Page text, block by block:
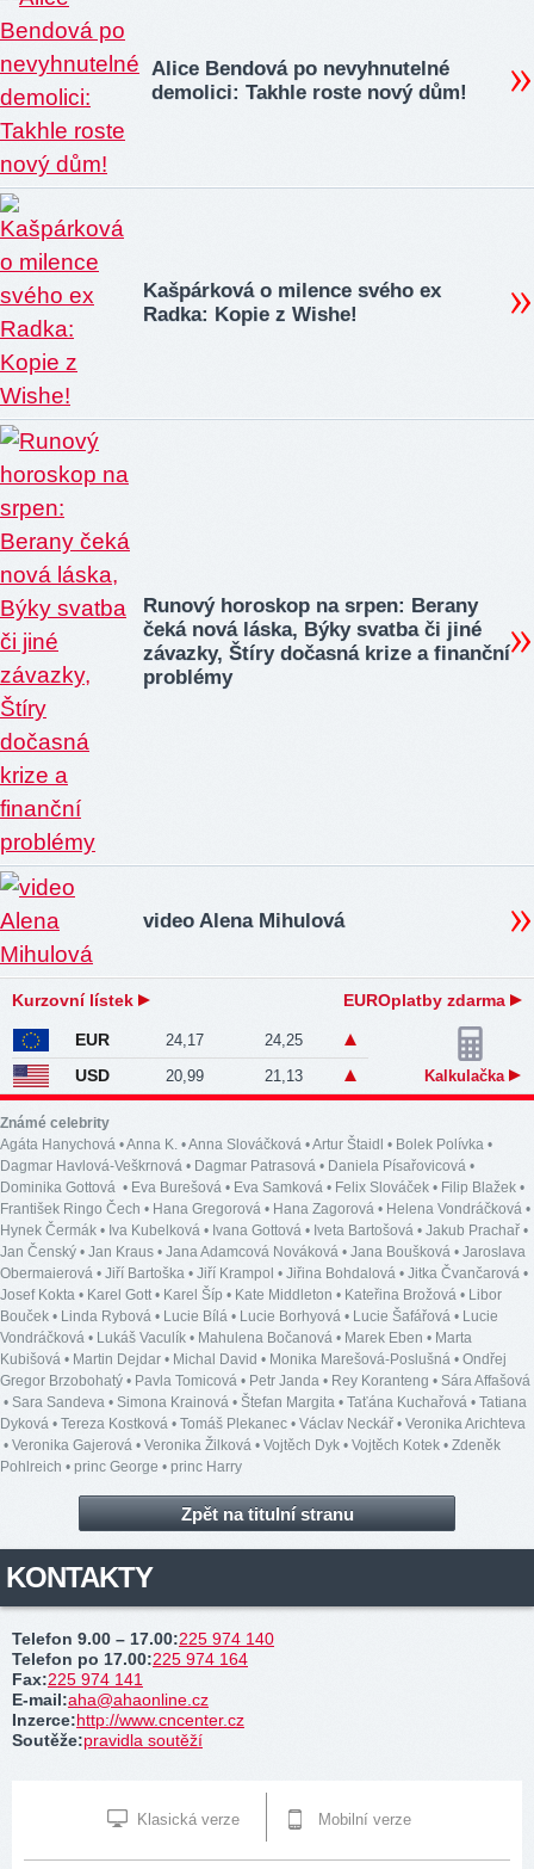
Alice Bendová po nevyhnutelné
demolici: Takhle roste nový dům!
Kašpárková o milence svého ex
Radka: Kopie z Wishe!
Runový horoskop na srpen: Berany
čeká nová láska, Býky svatba či jiné
závazky, Štíry dočasná krize a finanční
problémy
video Alena Mihulová
Kurzovní lístek EUROplatby zdarma
EUR 24,17 24,25
USD 20,99 21,13 Kalkulačka
Známé celebrity
Agáta Hanychová •Anna K. •Anna Slováčková •Artur Štaidl • Bolek Polívka •
Dagmar Havlová-Veškrnová • Dagmar Patrasová • Daniela Písařovicová •
Dominika Gottová • Eva Burešová • Eva Samková • Felix Slováček • Filip Blažek •
František Ringo Čech • Hana Gregorová • Hana Zagorová • Helena Vondráčková •
Hynek Čermák • Iva Kubelková • Ivana Gottová • Iveta Bartošová • Jakub Prachař •
Jan Čenský • Jan Kraus • Jana Adamcová Nováková • Jana Boušková • Jaroslava
Obermaierová • Jiří Bartoška • Jiří Krampol • Jiřina Bohdalová • Jitka Čvančarová •
Josef Kokta • Karel Gott • Karel Šíp • Kate Middleton • Kateřina Brožová • Libor
Bouček • Linda Rybová • Lucie Bílá • Lucie Borhyová • Lucie Šafářová • Lucie
Vondráčková • Lukáš Vaculík • Mahulena Bočanová • Marek Eben • Marta
Kubišová • Martin Dejdar • Michal David • Monika Marešová-Poslušná • Ondřej
Gregor Brzobohatý • Pavla Tomicová • Petr Janda • Rey Koranteng • Sára Affašová
• Sara Sandeva • Simona Krainová • Štefan Margita • Taťána Kuchařová • Tatiana
Dyková • Tereza Kostková • Tomáš Plekanec • Václav Neckář • Veronika Arichteva
• Veronika Gajerová • Veronika Žilková • Vojtěch Dyk • Vojtěch Kotek • Zdeněk
Pohlreich • princ George • princ Harry
Zpět na titulní stranu
KONTAKTY
Telefon 9.00 – 17.00:225 974 140
Telefon po 17.00:225 974 164
Fax:225 974 141
E-mail:aha@ahaonline.cz
Inzerce:http://www.cncenter.cz
Soutěže:pravidla soutěží
Klasická verze Mobilní verze